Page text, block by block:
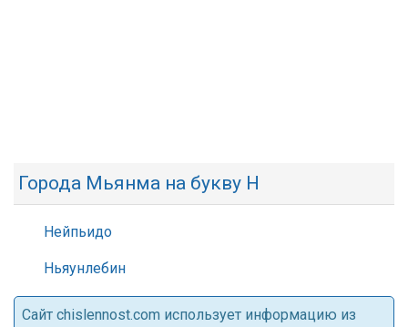
Города Мьянма на букву Н
Нейпьидо
Ньяунлебин
Cайт chislennost.com использует информацию из